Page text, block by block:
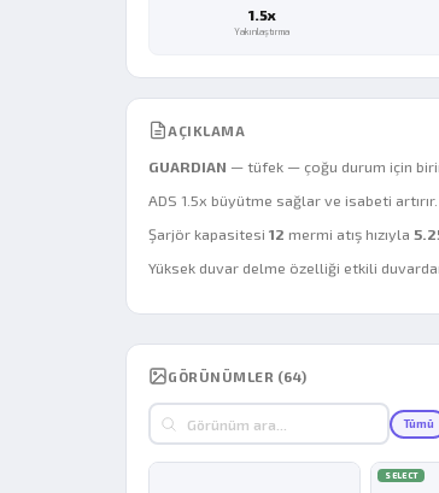
1.5x
Yakınlaştırma
AÇIKLAMA
GUARDIAN — tüfek — çoğu durum için
ADS 1.5x büyütme sağlar ve isabeti artırır.
Şarjör kapasitesi 12 mermi atış hızıyla
Yüksek duvar delme özelliği etkili
GÖRÜNÜMLER (64)
Tümü
SELECT